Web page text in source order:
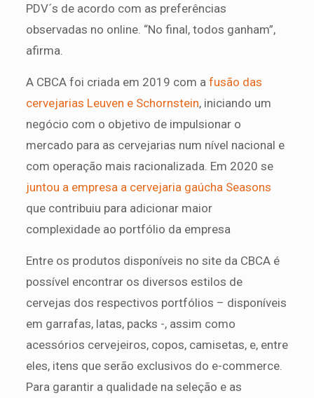
PDV´s de acordo com as preferências
observadas no online. “No final, todos ganham”,
afirma.
A CBCA foi criada em 2019 com a fusão das
cervejarias Leuven e Schornstein, iniciando um
negócio com o objetivo de impulsionar o
mercado para as cervejarias num nível nacional e
com operação mais racionalizada. Em 2020 se
juntou a empresa a cervejaria gaúcha Seasons
que contribuiu para adicionar maior
complexidade ao portfólio da empresa
Entre os produtos disponíveis no site da CBCA é
possível encontrar os diversos estilos de
cervejas dos respectivos portfólios – disponíveis
em garrafas, latas, packs -, assim como
acessórios cervejeiros, copos, camisetas, e, entre
eles, itens que serão exclusivos do e-commerce.
Para garantir a qualidade na seleção e as